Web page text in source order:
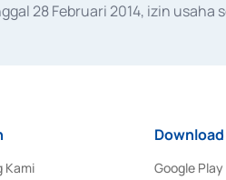
28 Februari 2014, izin usaha
Kami Google Play